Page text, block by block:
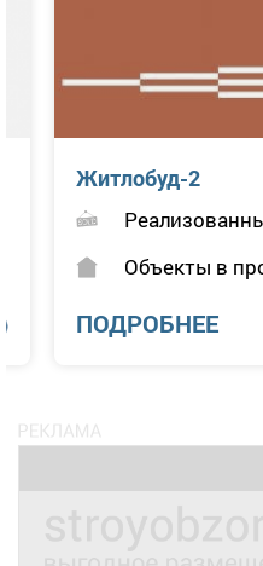
Житлобуд-2
Объекты в
ПОДРОБНЕЕ